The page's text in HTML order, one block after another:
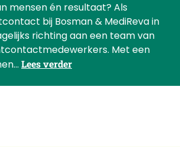
mensen én resultaat? Als
bij Bosman & MediReva in
richting aan een team van
Met een
Lees verder